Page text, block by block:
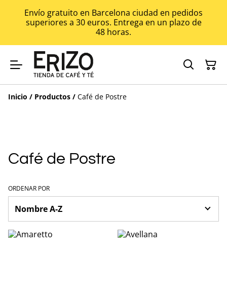
Envío gratuito en Barcelona ciudad en pedidos
superiores a 30 euros. Entrega en un plazo de
48 horas.
Inicio / Productos / Café de Postre
Café de Postre
ORDENAR POR